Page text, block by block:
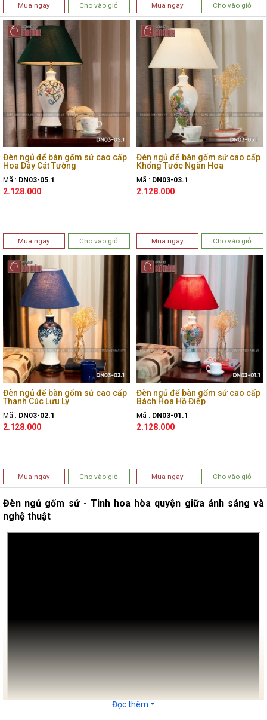
Mua ngay Cho vào giỏ Mua ngay Cho vào giỏ
Đèn ngủ để bàn gốm sứ cao cấp
Hoa Dây Cát Tường
Mã : DN03-05.1
2.128.000
Mua ngay Cho vào giỏ
Đèn ngủ để bàn gốm sứ cao cấp
Khổng Tước Ngàn Hoa
Mã : DN03-03.1
2.128.000
Mua ngay Cho vào giỏ
Đèn ngủ để bàn gốm sứ cao cấp
Thanh Cúc Lưu Ly
Mã : DN03-02.1
2.128.000
Mua ngay Cho vào giỏ
Đèn ngủ để bàn gốm sứ cao cấp
Bách Hoa Hồ Điệp
Mã : DN03-01.1
2.128.000
Mua ngay Cho vào giỏ
Đèn ngủ gốm sứ - Tinh hoa hòa quyện giữa ánh sáng và
nghệ thuật
Đọc thêm